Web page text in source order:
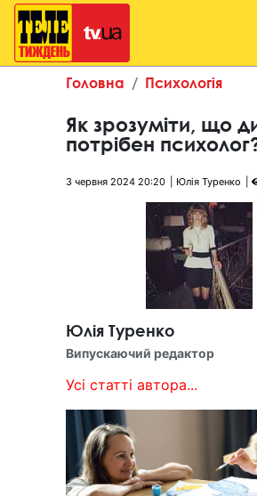
Головна Психологія
Як зрозуміти, що
потрібен
3 червня 2024 20:20 Юлія Туренко
Юлія Туренко
Випускаючий редактор
Усі статті автора...